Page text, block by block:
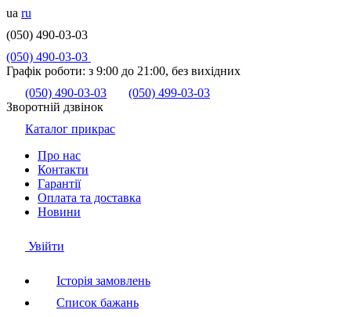
ua ru
(050) 490-03-03
(050) 490-03-03
Графік роботи: з 9:00 до 21:00, без вихідних
(050) 490-03-03
(050) 499-03-03
Зворотній дзвінок
Каталог прикрас
Про нас
Контакти
Гарантії
Оплата та доставка
Новини
Увійти
Історія замовлень
Список бажань